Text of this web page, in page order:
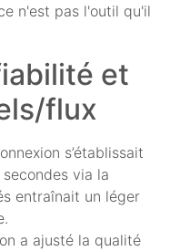
n'est pas l'outil qu'il
et
flux
s’établissait
via la
entraînait un léger
a ajusté la qualité